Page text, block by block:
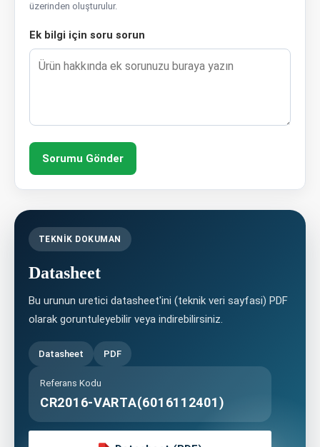
üzerinden oluşturulur.
Ek bilgi için soru sorun
Sorumu Gönder
TEKNIK DOKUMAN
Datasheet
Bu urunun uretici datasheet'ini (teknik veri sayfasi) PDF
olarak goruntuleyebilir veya indirebilirsiniz.
Datasheet PDF
Referans Kodu
CR2016-VARTA(6016112401)